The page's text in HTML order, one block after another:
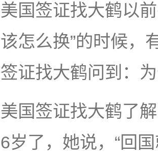
美国签证找大鹤以
该怎么换”的时候，
签证找大鹤问到：
美国签证找大鹤了
6岁了，她说，“回